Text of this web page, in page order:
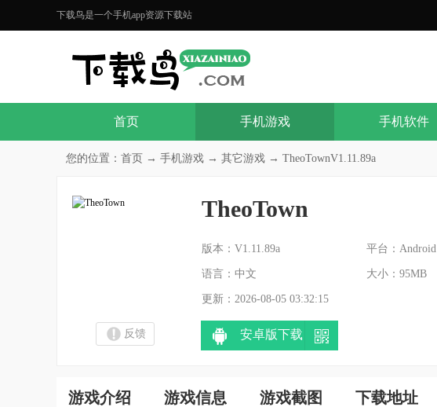
下载鸟是一个手机app资源下载站
首页 手机游戏 手机软件
您的位置： 首页 → 手机游戏 → 其它游戏 → TheoTownV1.11.89a
TheoTown
版本：V1.11.89a 平台：Android
语言：中文 大小：95MB
更新：2026-08-05 03:32:15
反馈 安卓版下载
游戏介绍 游戏信息 游戏截图 下载地址